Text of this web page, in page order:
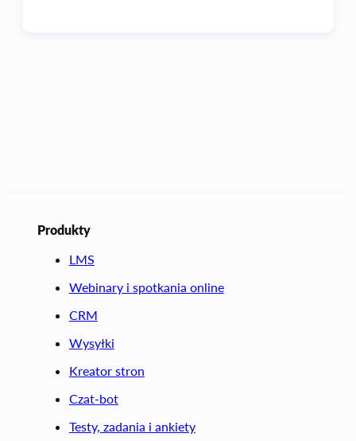
Produkty
LMS
Webinary i spotkania online
CRM
Wysyłki
Kreator stron
Czat-bot
Testy, zadania i ankiety